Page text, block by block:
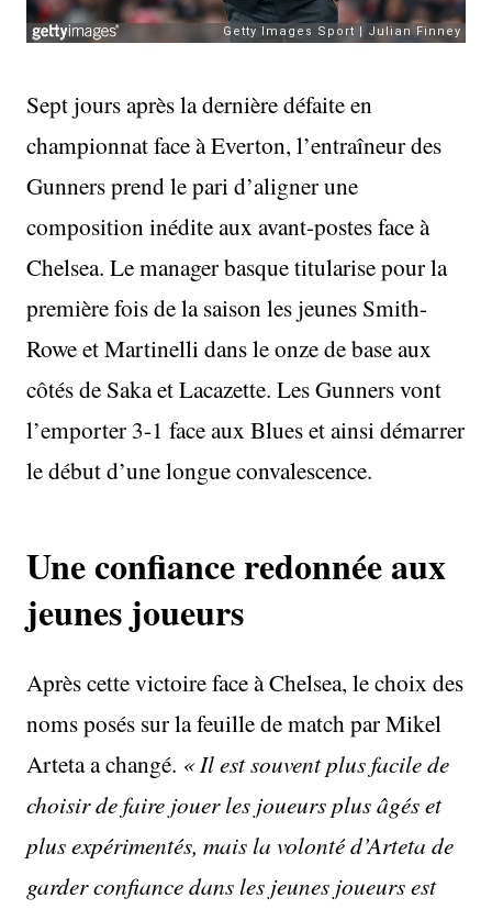
Sept jours après la dernière défaite en
championnat face à Everton, l’entraîneur des
Gunners prend le pari d’aligner une
composition inédite aux avant-postes face à
Chelsea. Le manager basque titularise pour la
première fois de la saison les jeunes Smith-
Rowe et Martinelli dans le onze de base aux
côtés de Saka et Lacazette. Les Gunners vont
l’emporter 3-1 face aux Blues et ainsi démarrer
le début d’une longue convalescence.
Une confiance redonnée aux
jeunes joueurs
Après cette victoire face à Chelsea, le choix des
noms posés sur la feuille de match par Mikel
Arteta a changé. « Il est souvent plus facile de
choisir de faire jouer les joueurs plus âgés et
plus expérimentés, mais la volonté d’Arteta de
garder confiance dans les jeunes joueurs est